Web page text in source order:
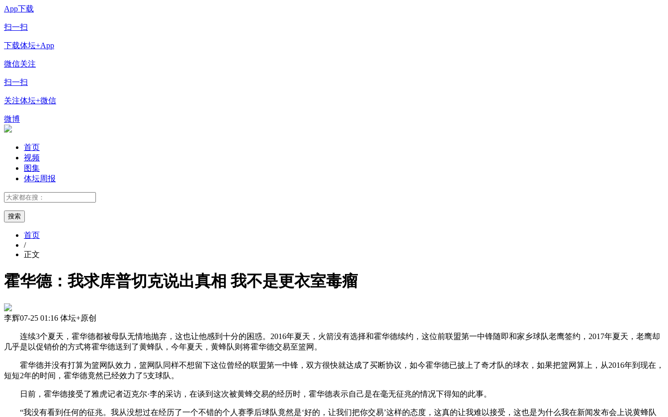
App下载
扫一扫
下载体坛+App
微信关注
扫一扫
关注体坛+微信
微博
首页
视频
图集
体坛周报
搜索
首页
/
正文
霍华德：我求库普切克说出真相 我不是更衣室毒瘤
李辉07-25 01:16 体坛+原创
连续3个夏天，霍华德都被母队无情地抛弃，这也让他感到十分的困惑。2016年夏天，火箭没有选择和霍华德续约，这位前联盟第一中锋随即和家乡球队老鹰签约，2017年夏天，老鹰却
几乎是以促销价的方式将霍华德送到了黄蜂队，今年夏天，黄蜂队则将霍华德交易至篮网。
霍华德并没有打算为篮网队效力，篮网队同样不想留下这位曾经的联盟第一中锋，双方很快就达成了买断协议，如今霍华德已披上了奇才队的球衣，如果把篮网算上，从2016年到现在，
短短2年的时间，霍华德竟然已经效力了5支球队。
日前，霍华德接受了雅虎记者迈克尔·李的采访，在谈到这次被黄蜂交易的经历时，霍华德表示自己是在毫无征兆的情况下得知的此事。
“我没有看到任何的征兆。我从没想过在经历了一个不错的个人赛季后球队竟然是‘好的，让我们把你交易’这样的态度，这真的让我难以接受，这也是为什么我在新闻发布会上说黄蜂队